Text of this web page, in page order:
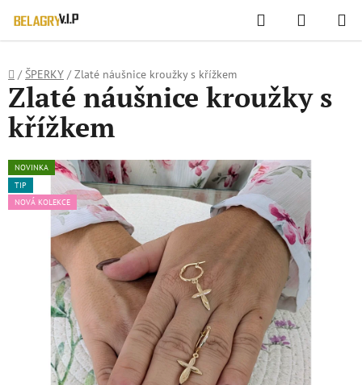
WIDGET HODNOCENÍ OBCHODU
Přejít
na
Hledat
KOŠÍK
Domů
/ ŠPERKY / Zlaté náušnice kroužky s křížkem
Zlaté náušnice kroužky s
křížkem
NOVINKA
TIP
NOVÁ KOLEKCE